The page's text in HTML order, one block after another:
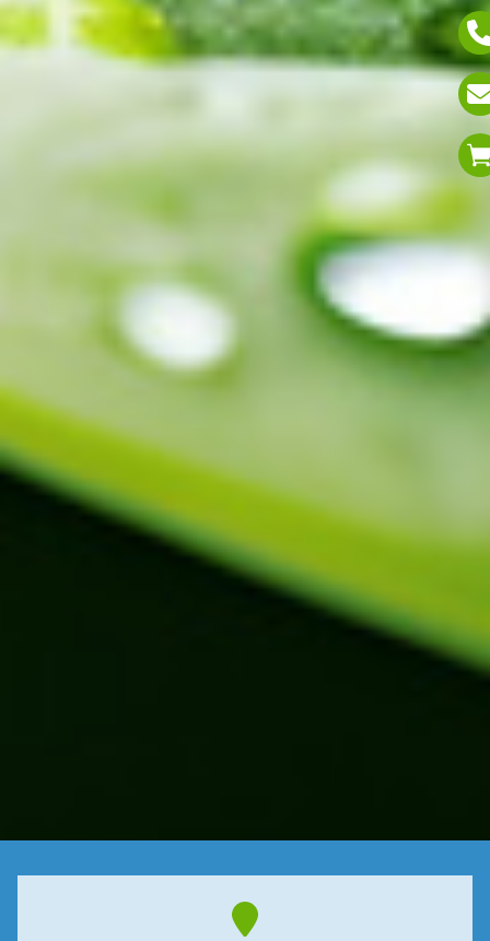
Die Installation
Sie haben unser Angebot angenommen? Dann stellen
wir alle Bauteile und Komponenten zusammen, welche
bei Ihnen im Garten von uns verbaut werden.
Schreiben
WIR INSTALLIEREN IHRE
BEWÄSSERUNGSANLAGE